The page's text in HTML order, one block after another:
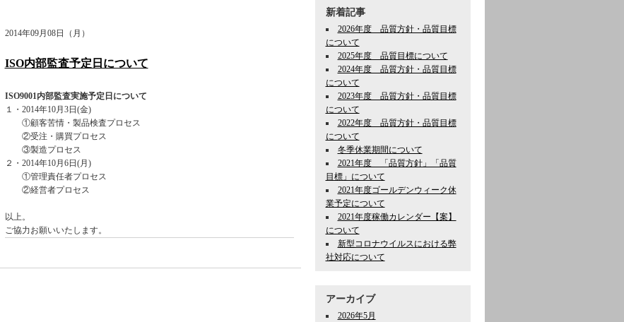
2014年09月08日（月）
ISO内部監査予定日について
ISO9001内部監査実施予定日について
１・2014年10月3日(金)
①顧客苦情・製品検査プロセス
②受注・購買プロセス
③製造プロセス
２・2014年10月6日(月)
①管理責任者プロセス
②経営者プロセス
以上。
ご協力お願いいたします。
新着記事
2026年度 品質方針・品質目標
について
2025年度 品質目標について
2024年度 品質方針・品質目標
について
2023年度 品質方針・品質目標
について
2022年度 品質方針・品質目標
について
冬季休業期間について
2021年度 「品質方針」「品質
目標」について
2021年度ゴールデンウィーク休
業予定について
2021年度稼働カレンダー【案】
について
新型コロナウイルスにおける弊
社対応について
アーカイブ
2026年5月